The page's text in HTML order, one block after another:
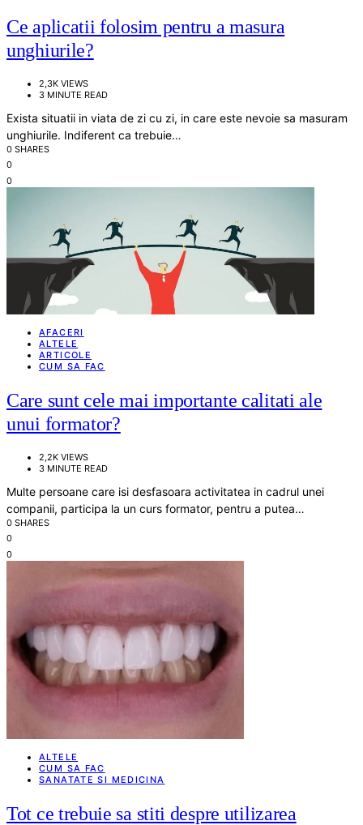
Ce aplicatii folosim pentru a masura
unghiurile?
2,3K VIEWS
3 MINUTE READ
Exista situatii in viata de zi cu zi, in care este nevoie sa masuram
unghiurile. Indiferent ca trebuie…
0 SHARES
0
0
AFACERI
ALTELE
ARTICOLE
CUM SA FAC
Care sunt cele mai importante calitati ale
unui formator?
2,2K VIEWS
3 MINUTE READ
Multe persoane care isi desfasoara activitatea in cadrul unei
companii, participa la un curs formator, pentru a putea…
0 SHARES
0
0
ALTELE
CUM SA FAC
SANATATE SI MEDICINA
Tot ce trebuie sa stiti despre utilizarea